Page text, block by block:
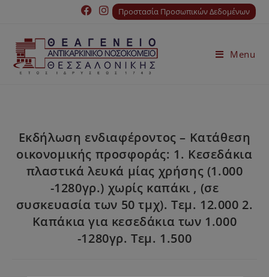
Προστασία Προσωπικών Δεδομένων
Menu
Εκδήλωση ενδιαφέροντος – Κατάθεση
οικονομικής προσφοράς: 1. Κεσεδάκια
πλαστικά λευκά μίας χρήσης (1.000
-1280γρ.) χωρίς καπάκι , (σε
συσκευασία των 50 τμχ). Τεμ. 12.000 2.
Καπάκια για κεσεδάκια των 1.000
-1280γρ. Τεμ. 1.500